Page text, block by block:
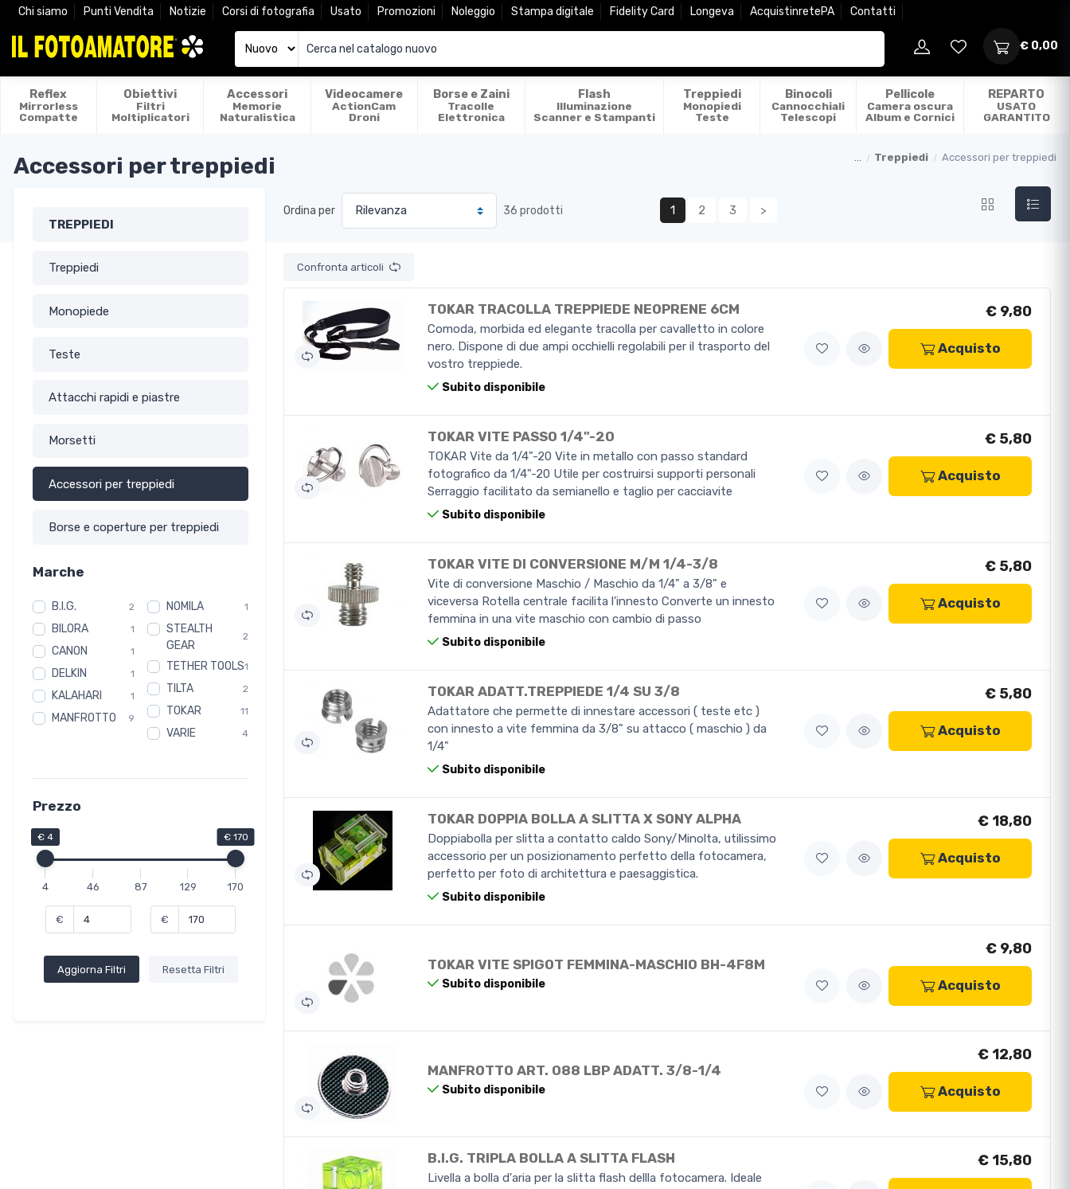
Chi siamo Punti Vendita Notizie Corsi di fotografia Usato Promozioni Noleggio Stampa digitale Fidelity Card Longeva AcquistinretePA Contatti
€ 0,00
Reflex
Mirrorless
Compatte
Obiettivi
Filtri
Moltiplicatori
Accessori
Memorie
Naturalistica
Videocamere
ActionCam
Droni
Borse e Zaini
Tracolle
Elettronica
Flash
Illuminazione
Scanner e Stampanti
Treppiedi
Monopiedi
Teste
Binocoli
Cannocchiali
Telescopi
Pellicole
Camera oscura
Album e Cornici
REPARTO
USATO
GARANTITO
Treppiedi Accessori per treppiedi
Accessori per treppiedi
TREPPIEDI
Treppiedi
Monopiede
Teste
Attacchi rapidi e piastre
Morsetti
Accessori per treppiedi
Borse e coperture per treppiedi
Marche
B.I.G. 2
BILORA 1
CANON 1
DELKIN 1
KALAHARI 1
MANFROTTO 9
NOMILA 1
STEALTH
GEAR
2
TETHER TOOLS1
TILTA 2
TOKAR 11
VARIE 4
Prezzo
€ 4 € 170
4 46 87 129 170
€ €
Aggiorna Filtri Resetta Filtri
Ordina per 36 prodotti 1 2 3 >
Confronta articoli
TOKAR TRACOLLA TREPPIEDE NEOPRENE 6CM
Comoda, morbida ed elegante tracolla per cavalletto in colore
nero. Dispone di due ampi occhielli regolabili per il trasporto del
vostro treppiede.
Subito disponibile
€ 9,80
Acquisto
TOKAR VITE PASSO 1/4"-20
TOKAR Vite da 1/4"-20 Vite in metallo con passo standard
fotografico da 1/4"-20 Utile per costruirsi supporti personali
Serraggio facilitato da semianello e taglio per cacciavite
Subito disponibile
€ 5,80
Acquisto
TOKAR VITE DI CONVERSIONE M/M 1/4-3/8
Vite di conversione Maschio / Maschio da 1/4" a 3/8" e
viceversa Rotella centrale facilita l'innesto Converte un innesto
femmina in una vite maschio con cambio di passo
Subito disponibile
€ 5,80
Acquisto
TOKAR ADATT.TREPPIEDE 1/4 SU 3/8
Adattatore che permette di innestare accessori ( teste etc )
con innesto a vite femmina da 3/8" su attacco ( maschio ) da
1/4"
Subito disponibile
€ 5,80
Acquisto
TOKAR DOPPIA BOLLA A SLITTA X SONY ALPHA
Doppiabolla per slitta a contatto caldo Sony/Minolta, utilissimo
accessorio per un posizionamento perfetto della fotocamera,
perfetto per foto di architettura e paesaggistica.
Subito disponibile
€ 18,80
Acquisto
TOKAR VITE SPIGOT FEMMINA-MASCHIO BH-4F8M
Subito disponibile
€ 9,80
Acquisto
MANFROTTO ART. 088 LBP ADATT. 3/8-1/4
Subito disponibile
€ 12,80
Acquisto
B.I.G. TRIPLA BOLLA A SLITTA FLASH
Livella a bolla d'aria per la slitta flash dellla fotocamera. Ideale
€ 15,80